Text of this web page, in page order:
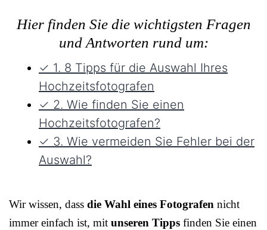
Hier finden Sie die wichtigsten Fragen
und Antworten rund um:
✓ 1. 8 Tipps für die Auswahl Ihres
Hochzeitsfotografen
✓ 2. Wie finden Sie einen
Hochzeitsfotografen?
✓ 3. Wie vermeiden Sie Fehler bei der
Auswahl?
Wir wissen, dass die Wahl eines Fotografen nicht
immer einfach ist, mit unseren Tipps finden Sie einen